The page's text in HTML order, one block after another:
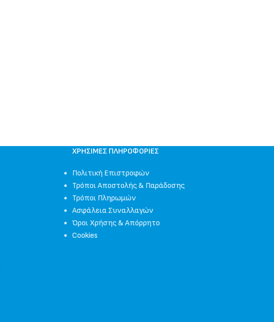
ΧΡΉΣΙΜΕΣ ΠΛΗΡΟΦΟΡΊΕΣ
Πολιτική Επιστροφών
Τρόποι Αποστολής & Παράδοσης
Τρόποι Πληρωμών
Ασφάλεια Συναλλαγών
Όροι Χρήσης & Απόρρητο
Cookies